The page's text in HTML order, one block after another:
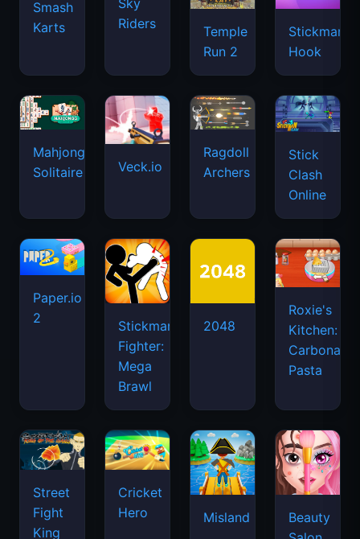
Smash
Karts
Sky
Riders
Temple
Run 2
Stickman
Hook
Mahjongg
Solitaire
Veck.io
Ragdoll
Archers
Stick
Clash
Online
Paper.io
2
Stickman
Fighter:
Mega
Brawl
2048
Roxie's
Kitchen:
Carbonara
Pasta
Street
Fight
King
Cricket
Hero
Misland
Beauty